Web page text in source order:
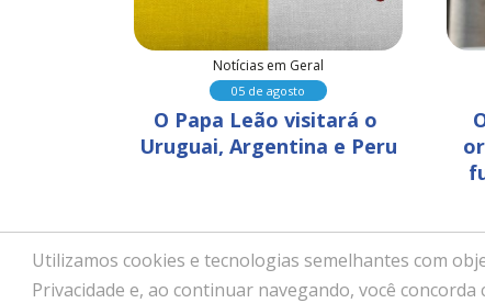
Utilizamos cookies e tecnologias semelhantes com
Privacidade e, ao continuar navegando, você concorda
Notícias em Geral
05 de agosto
O Papa Leão visitará o
Uruguai, Argentina e Peru
Copyright © 2026 - Paróquia